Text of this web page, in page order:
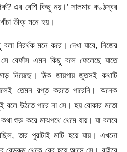
এর বেশি কিছু নয়।’ সালমার কণ্ঠস্বর
তীব্র মনে হয়।
নিরর্থক মনে করে। দেখা যাবে, নিজের
সে বেফাঁস এমন কিছু বলে ফেলেছে যাতে
নিয়েছে। ঠিক জায়গায় জুতসই কথাটি
তেমন রপ্ত করতে পারেনি। অনেক
বলে উঠতে পারে না সে। হয় বোকার মতো
শুরু করে মাঝপথে থেমে যায়। যা বলবে
তার পুরাটাই মাটি হয়ে যায়। এখনো